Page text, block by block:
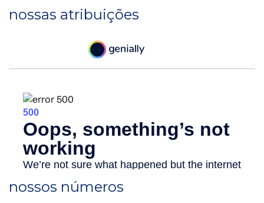
nossas atribuições
nossos números